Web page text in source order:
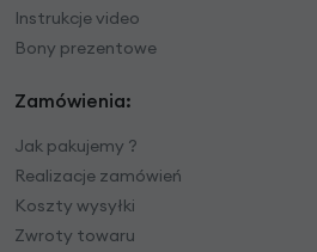
Instrukcje video
Bony prezentowe
Zamówienia:
Jak pakujemy ?
Realizacje zamówień
Koszty wysyłki
Zwroty towaru